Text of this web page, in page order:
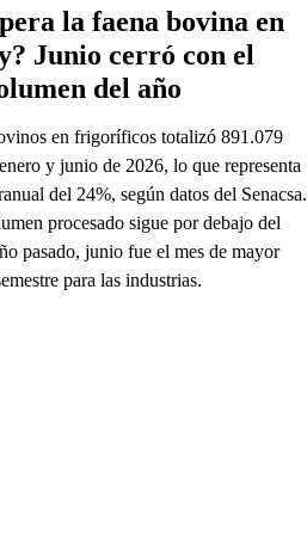
la faena bovina en
Junio cerró con el
en frigoríficos totalizó 891.079
y junio de 2026, lo que representa
del 24%, según datos del Senacsa.
procesado sigue por debajo del
pasado, junio fue el mes de mayor
para las industrias.